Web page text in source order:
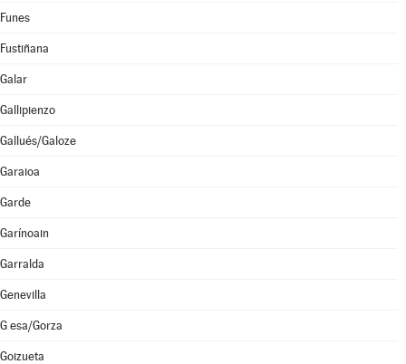
Funes
Fustiñana
Galar
Gallipienzo
Gallués/Galoze
Garaioa
Garde
Garínoain
Garralda
Genevilla
G esa/Gorza
Goizueta